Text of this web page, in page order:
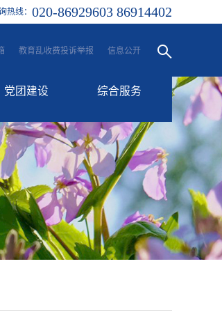
热线： 020-86929603 86914402
教育乱收费投诉举报 信息公开
党团建设
党建工作
学生处
团委
工会
综合服务
融合服务门户
信息门户
一站式服务大厅
后勤服务
校历